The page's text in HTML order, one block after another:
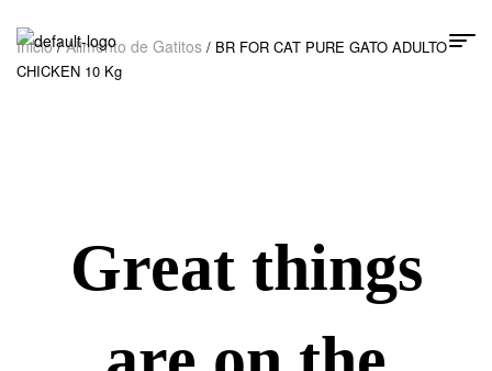
Inicio/Alimento de Gatitos / BR FOR CAT PURE GATO ADULTO
CHICKEN 10 Kg
Great things